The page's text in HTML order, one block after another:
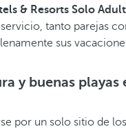
& Resorts Solo
tanto parejas
sus
y buenas playas
por un solo sitio de